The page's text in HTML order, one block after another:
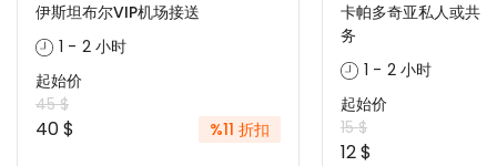
伊斯坦布尔VIP机场接送
1 - 2 小时
起始价
45 $
40 $ %11 折扣
卡帕多奇亚私人或共
务
1 - 2 小时
起始价
15 $
12 $